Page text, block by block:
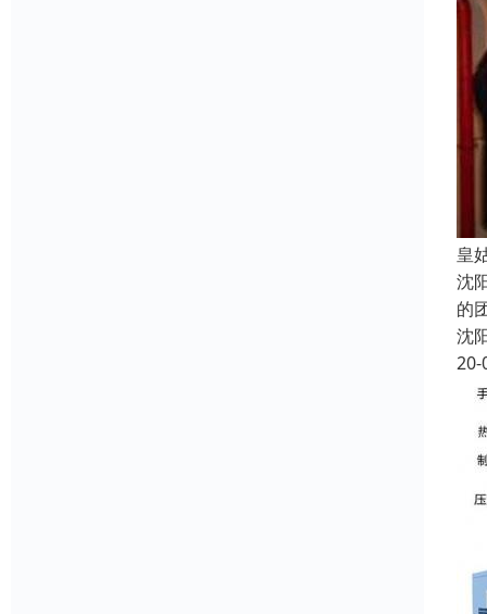
皇
沈
的
沈
20-